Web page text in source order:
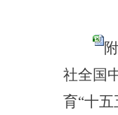
社全国
育“十